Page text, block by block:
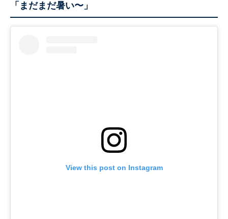
「まだまだ暑い〜」
View this post on Instagram